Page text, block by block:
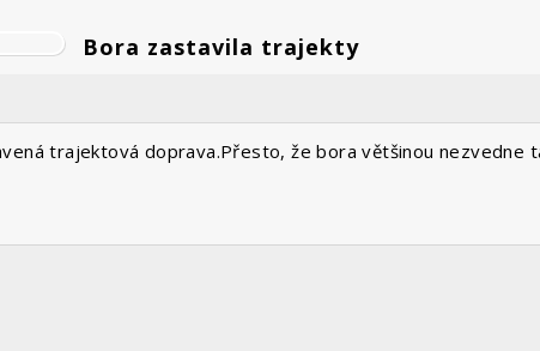
Bora zastavila trajekty
trajektová doprava.Přesto, že bora většinou nezvedne